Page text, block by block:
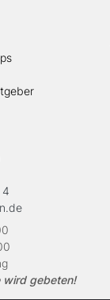
wird gebeten!